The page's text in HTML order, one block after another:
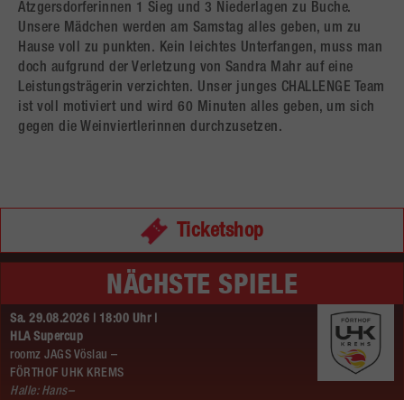
Atzgersdorferinnen 1 Sieg und 3 Niederlagen zu Buche.
Unsere Mädchen werden am Samstag alles geben, um zu
Hause voll zu punkten. Kein leichtes Unterfangen, muss man
doch aufgrund der Verletzung von Sandra Mahr auf eine
Leistungsträgerin verzichten. Unser junges CHALLENGE Team
ist voll motiviert und wird 60 Minuten alles geben, um sich
gegen die Weinviertlerinnen durchzusetzen.
Ticketshop
NÄCHSTE SPIELE
Sa. 29.08.2026 | 18:00 Uhr |
HLA Supercup
roomz JAGS Vöslau –
FÖRTHOF UHK KREMS
Halle: Hans–